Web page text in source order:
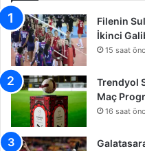
Filenin
İkinci
15 saat
Trendyol
Maç
16 saat